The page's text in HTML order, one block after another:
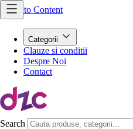
Skip to Content
Categorii
Clauze si conditii
Despre Noi
Contact
Search